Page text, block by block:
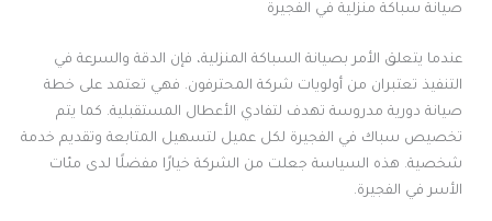
صيانة سباكة منزلية في الفجيرة
عندما يتعلق الأمر بصيانة السباكة المنزلية، فإن الدقة والسرعة في
التنفيذ تعتبران من أولويات شركة المحترفون. فهي تعتمد على خطة
صيانة دورية مدروسة تهدف لتفادي الأعطال المستقبلية. كما يتم
تخصيص سباك في الفجيرة لكل عميل لتسهيل المتابعة وتقديم خدمة
شخصية. هذه السياسة جعلت من الشركة خيارًا مفضلًا لدى مئات
الأسر في الفجيرة.